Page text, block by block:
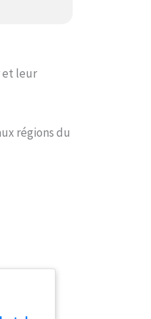
et leur
régions du